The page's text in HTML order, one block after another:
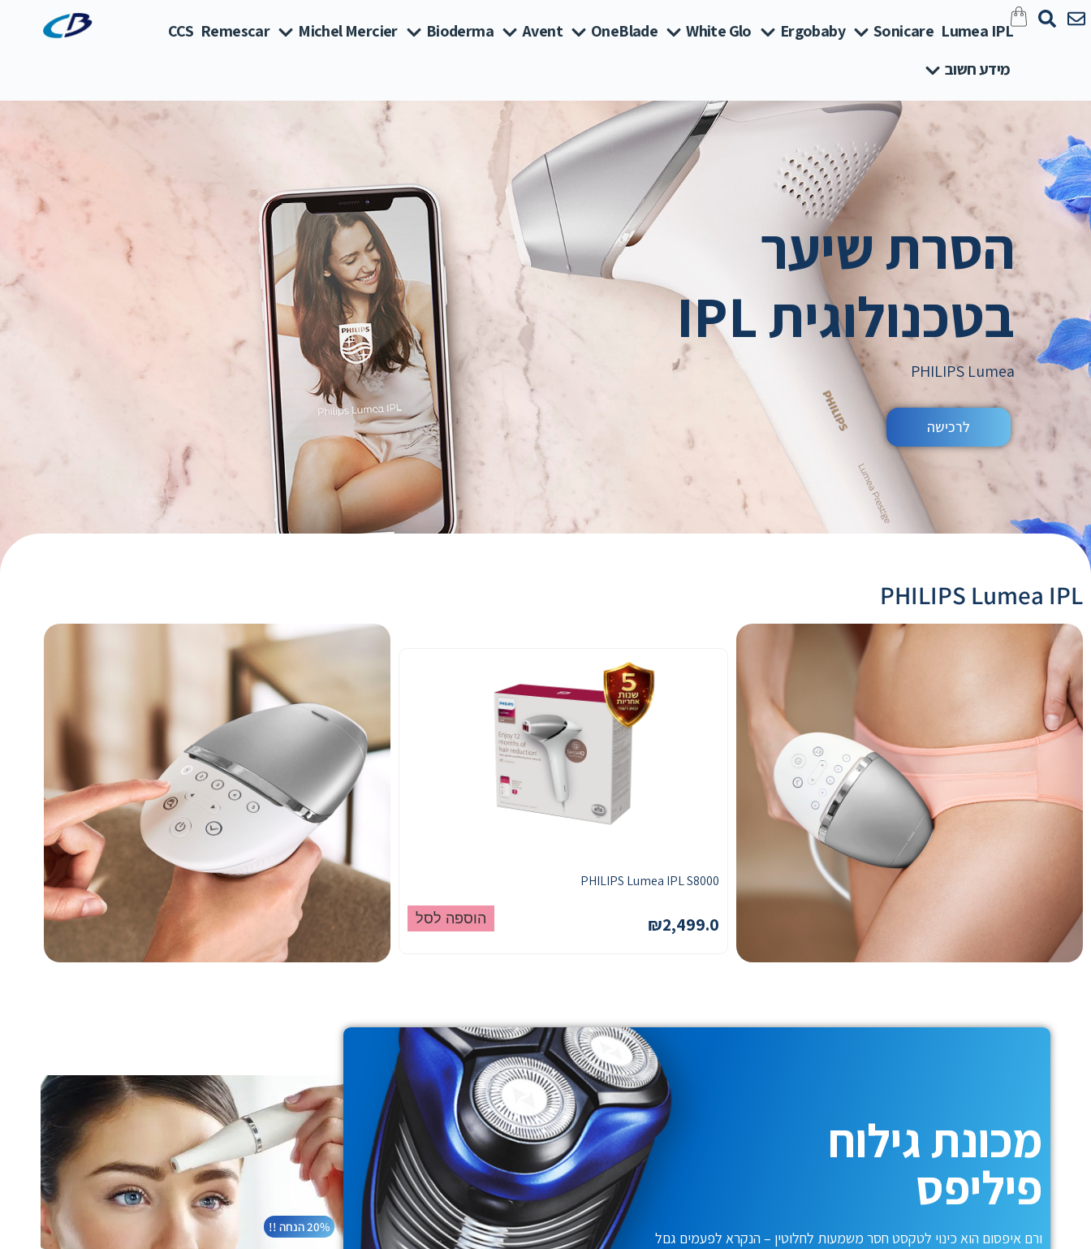
Lumea IPL
Sonicare
Ergobaby
White Glo
OneBlade
Avent
Bioderma
Michel Mercier
Remescar
CCS
מידע חשוב
הסרת שיער
בטכנולוגית IPL
PHILIPS Lumea
לרכישה
PHILIPS Lumea IPL
PHILIPS Lumea IPL S8000
₪2,499.0 הוספה לסל
מכונת גילוח
פיליפס
ורם איפסום הוא כינוי לטקסט חסר משמעות לחלוטין – הנקרא לפעמים גםל
20% הנחה !!